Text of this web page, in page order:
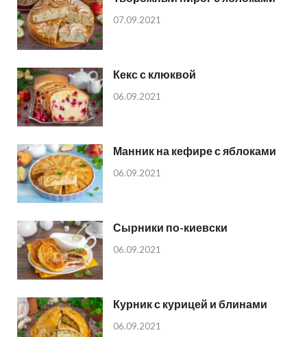
07.09.2021
Кекс с клюквой
06.09.2021
Манник на кефире с яблоками
06.09.2021
Сырники по-киевски
06.09.2021
Курник с курицей и блинами
06.09.2021